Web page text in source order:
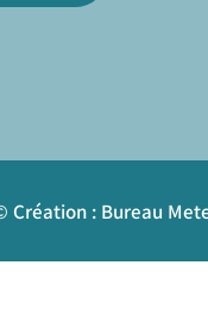
Création : Bureau